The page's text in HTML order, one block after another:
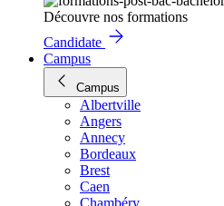
Découvre nos formations
Candidate
Campus
Campus
Albertville
Angers
Annecy
Bordeaux
Brest
Caen
Chambéry